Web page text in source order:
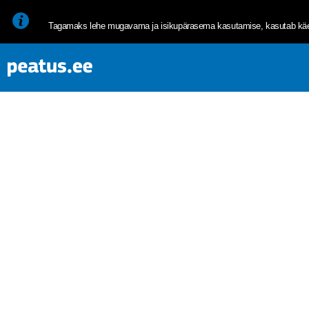
<p><span style="font-size: 10pt; line-height: 107%; font-family:
Tagamaks lehe mugavama ja isikupärasema kasutamise, kasutab